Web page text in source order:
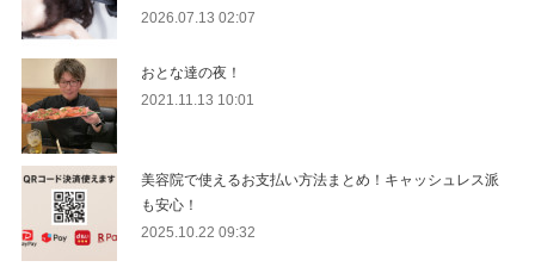
2026.07.13 02:07
おとな達の夜！
2021.11.13 10:01
美容院で使えるお支払い方法まとめ！キャッシュレス派
も安心！
2025.10.22 09:32